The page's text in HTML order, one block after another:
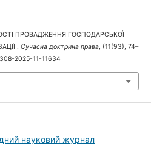
ПРОВАДЖЕННЯ ГОСПОДАРСЬКОЇ
. Сучасна доктрина права, (11(93), 74–
2025-11-11634
науковий журнал